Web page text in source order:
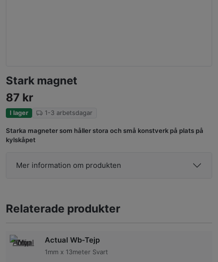
Stark magnet
87 kr
I lager 1-3 arbetsdagar
Starka magneter som håller stora och små konstverk på plats på
kylskåpet
Mer information om produkten
Relaterade produkter
Actual Wb-Tejp
1mm x 13meter Svart